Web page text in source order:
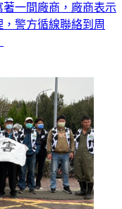
一間廠商，廠商表示
警方循線聯絡到周